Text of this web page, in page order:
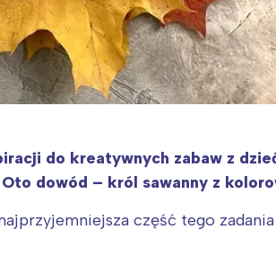
do kreatywnych zabaw z
dowód – król sawanny z
część tego